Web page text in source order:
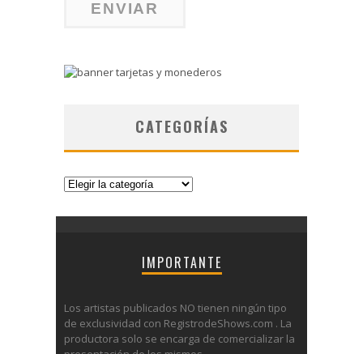
CATEGORÍAS
Categorías
IMPORTANTE
Los artistas publicados NO tienen ningún tipo
de exclusividad con RegistrodeShows.com . La
productora solo se encarga de comercializar la